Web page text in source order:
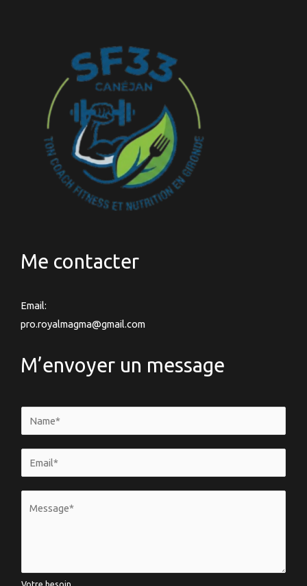
Me contacter
Email:
pro.royalmagma@gmail.com
M’envoyer un message
a
m
*
m
a
e
Votre besoin